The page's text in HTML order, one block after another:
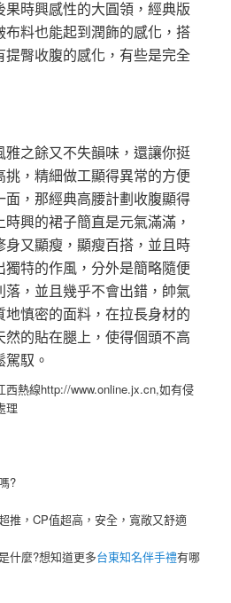
果時興感性的大圓領，經典版
布料也能起到潤飾的感化，搭
提臀收腹的感化，有些是完全
雅之餘又不失韻味，還讓你挺
挑，精細做工顯得異常的方便
面，那經典高腰計劃收腹顯得
興的裙子簡直是元氣滿滿，
身又顯瘦，顯瘦百搭，並且時
獨特的作風，分外是簡略隨便
落，並且幾乎不會出錯，帥氣
地慎密的面料，在拉長身材的
然的貼在腿上，使得個頭不高
馭。
西熱線http://www.online.jx.cn,如有侵
理
?
推，CP值超高，安全，寬敞又舒適
什麼?想知道更多台東知名伴手禮有哪